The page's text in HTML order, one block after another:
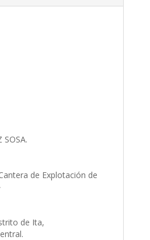
SOSA.
de Explotación de
de Ita,